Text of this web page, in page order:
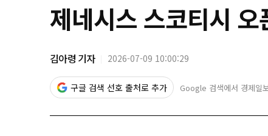
제네시스 스코티시
김아령 기자 2026-07-09 10:00:29
구글 검색 선호 출처로 추가 Google 검색에서 경제일